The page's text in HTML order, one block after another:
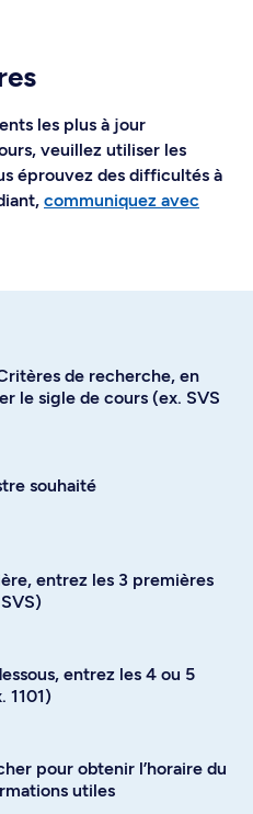
les plus à jour
veuillez utiliser les
éprouvez des difficultés à
communiquez avec
de recherche, en
le sigle de cours (ex. SVS
souhaité
entrez les 3 premières
entrez les 4 ou 5
1101)
pour obtenir l’horaire du
utiles